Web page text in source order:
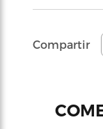
Compartir